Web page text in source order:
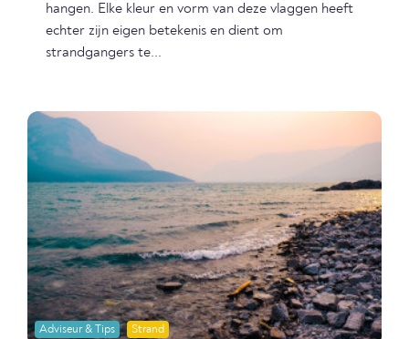
hangen. Elke kleur en vorm van deze vlaggen heeft
echter zijn eigen betekenis en dient om
strandgangers te...
Adviseur & Tips Strand